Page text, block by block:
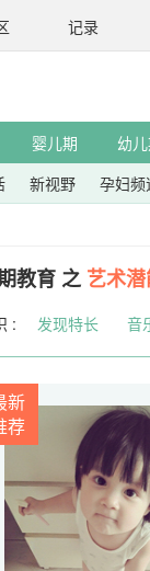
记录
婴儿期
幼
新视野 孕妇频
教育 之 艺术
: 发现特长 音
新
荐